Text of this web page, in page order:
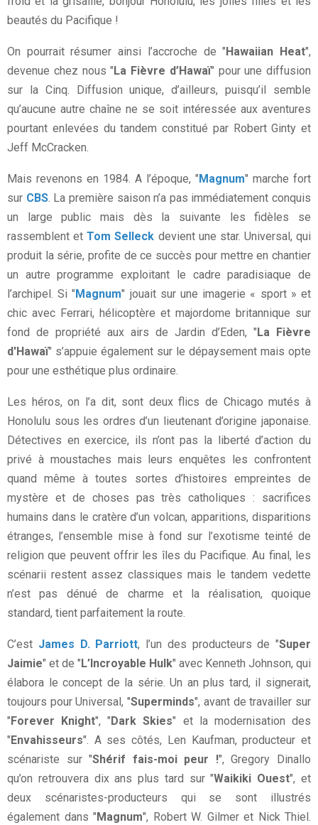
beautés du Pacifique !
On pourrait résumer ainsi l’accroche de " Hawaiian Heat",
devenue chez nous " La Fièvre d’Hawaï" pour une diffusion
sur la Cinq. Diffusion unique, d’ailleurs, puisqu’il semble
qu’aucune autre chaîne ne se soit intéressée aux aventures
pourtant enlevées du tandem constitué par Robert Ginty et
Jeff McCracken.
Mais revenons en 1984. A l’époque, " Magnum" marche fort
sur CBS. La première saison n’a pas immédiatement conquis
un large public mais dès la suivante les fidèles se
rassemblent etTom Selleck devient une star. Universal, qui
produit la série, profite de ce succès pour mettre en chantier
un autre programme exploitant le cadre paradisiaque de
l’archipel. Si " Magnum" jouait sur une imagerie « sport » et
chic avec Ferrari, hélicoptère et majordome britannique sur
fond de propriété aux airs de Jardin d’Eden, " La Fièvre
d'Hawaï" s’appuie également sur le dépaysement mais opte
pour une esthétique plus ordinaire.
Les héros, on l’a dit, sont deux flics de Chicago mutés à
Honolulu sous les ordres d’un lieutenant d’origine japonaise.
Détectives en exercice, ils n’ont pas la liberté d’action du
privé à moustaches mais leurs enquêtes les confrontent
quand même à toutes sortes d’histoires empreintes de
mystère et de choses pas très catholiques : sacrifices
humains dans le cratère d’un volcan, apparitions, disparitions
étranges, l’ensemble mise à fond sur l’exotisme teinté de
religion que peuvent offrir les îles du Pacifique. Au final, les
scénarii restent assez classiques mais le tandem vedette
n’est pas dénué de charme et la réalisation, quoique
standard, tient parfaitement la route.
C’est James D. Parriott, l’un des producteurs de "Super
Jaimie" et de " L’Incroyable Hulk" avec Kenneth Johnson, qui
élabora le concept de la série. Un an plus tard, il signerait,
toujours pour Universal, "Superminds", avant de travailler sur
" Forever Knight", " Dark Skies" et la modernisation des
" Envahisseurs". A ses côtés, Len Kaufman, producteur et
scénariste sur "Shérif fais-moi peur !", Gregory Dinallo
qu’on retrouvera dix ans plus tard sur "Waikiki Ouest", et
deux scénaristes-producteurs qui se sont illustrés
également dans " Magnum", Robert W. Gilmer et Nick Thiel.